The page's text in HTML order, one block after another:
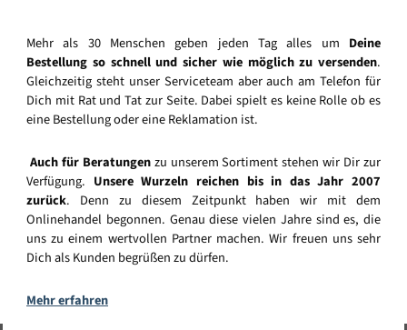
Mehr als 30 Menschen geben jeden Tag alles um Deine
Bestellung so schnell und sicher wie möglich zu versenden.
Gleichzeitig steht unser Serviceteam aber auch am Telefon für
Dich mit Rat und Tat zur Seite. Dabei spielt es keine Rolle ob es
eine Bestellung oder eine Reklamation ist.
Auch für Beratungenzu unserem Sortiment stehen wir Dir zur
Verfügung. Unsere Wurzeln reichen bis in das Jahr 2007
zurück. Denn zu diesem Zeitpunkt haben wir mit dem
Onlinehandel begonnen. Genau diese vielen Jahre sind es, die
uns zu einem wertvollen Partner machen. Wir freuen uns sehr
Dich als Kunden begrüßen zu dürfen.
Mehr erfahren